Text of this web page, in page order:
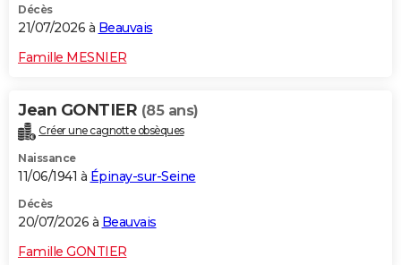
Décès
21/07/2026 à Beauvais
Famille MESNIER
Jean GONTIER (85 ans)
Créer une cagnotte obsèques
Naissance
11/06/1941 à Épinay-sur-Seine
Décès
20/07/2026 à Beauvais
Famille GONTIER